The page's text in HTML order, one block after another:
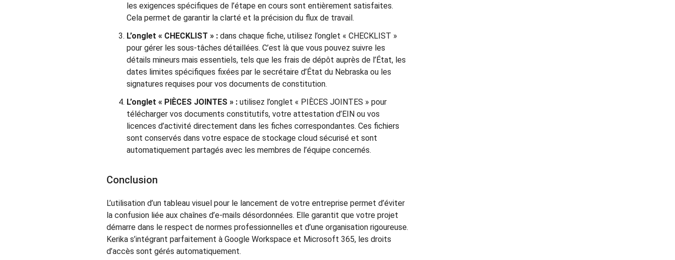
les exigences spécifiques de l’étape en cours sont entièrement satisfaites.
Cela permet de garantir la clarté et la précision du flux de travail.
L’onglet « CHECKLIST » : dans chaque fiche, utilisez l’onglet « CHECKLIST »
pour gérer les sous-tâches détaillées. C’est là que vous pouvez suivre les
détails mineurs mais essentiels, tels que les frais de dépôt auprès de l’État, les
dates limites spécifiques fixées par le secrétaire d’État du Nebraska ou les
signatures requises pour vos documents de constitution.
L’onglet « PIÈCES JOINTES » : utilisez l’onglet « PIÈCES JOINTES » pour
télécharger vos documents constitutifs, votre attestation d’EIN ou vos
licences d’activité directement dans les fiches correspondantes. Ces fichiers
sont conservés dans votre espace de stockage cloud sécurisé et sont
automatiquement partagés avec les membres de l’équipe concernés.
Conclusion
L’utilisation d’un tableau visuel pour le lancement de votre entreprise permet d’éviter
la confusion liée aux chaînes d’e-mails désordonnées. Elle garantit que votre projet
démarre dans le respect de normes professionnelles et d’une organisation rigoureuse.
Kerika s’intégrant parfaitement à Google Workspace et Microsoft 365, les droits
d’accès sont gérés automatiquement.